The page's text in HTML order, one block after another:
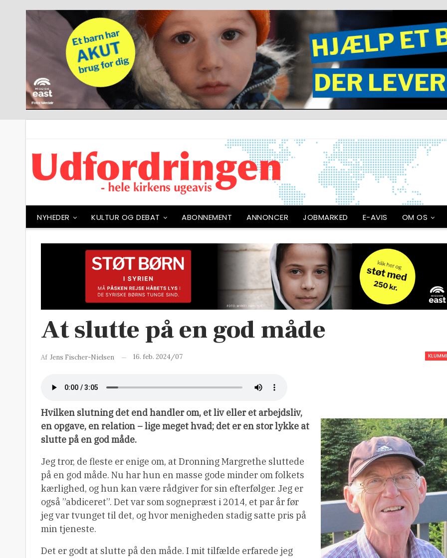
NYHEDER KULTUR OG DEBAT ABONNEMENT ANNONCER JOBMARKED E-AVIS OM OS
At slutte på en god måde
Af Jens Fischer-Nielsen 16. feb. 2024/07
Hvilken slutning det end handler om, et liv eller et arbejdsliv,
en opgave, en relation – lige meget hvad; det er en stor lykke at
slutte på en god måde.
Jeg tror, de fleste er enige om, at Dronning Margrethe sluttede
på en god måde. Nu har hun en masse gode minder om folkets
kærlighed, og hun kan være rådgiver for sin efterfølger. Jeg er
også ”abdiceret”. Det var som sognepræst i 2014, et par år før
jeg var tvunget til det, og hvor menigheden stadig satte pris på
min tjeneste.
Det er godt at slutte på den måde. I mit tilfælde erfarede jeg